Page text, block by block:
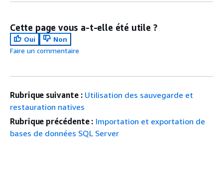
Cette page vous a-t-elle été utile ?
Oui
Non
Faire un commentaire
Rubrique suivante : Utilisation des sauvegarde et
restauration natives
Rubrique précédente : Importation et exportation de
bases de données SQL Server